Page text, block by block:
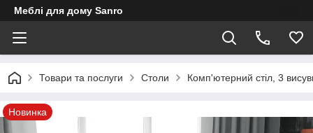
Меблі для дому Sanro
Товари та послуги Столи Комп'ютерний стіл, 3
Новинка